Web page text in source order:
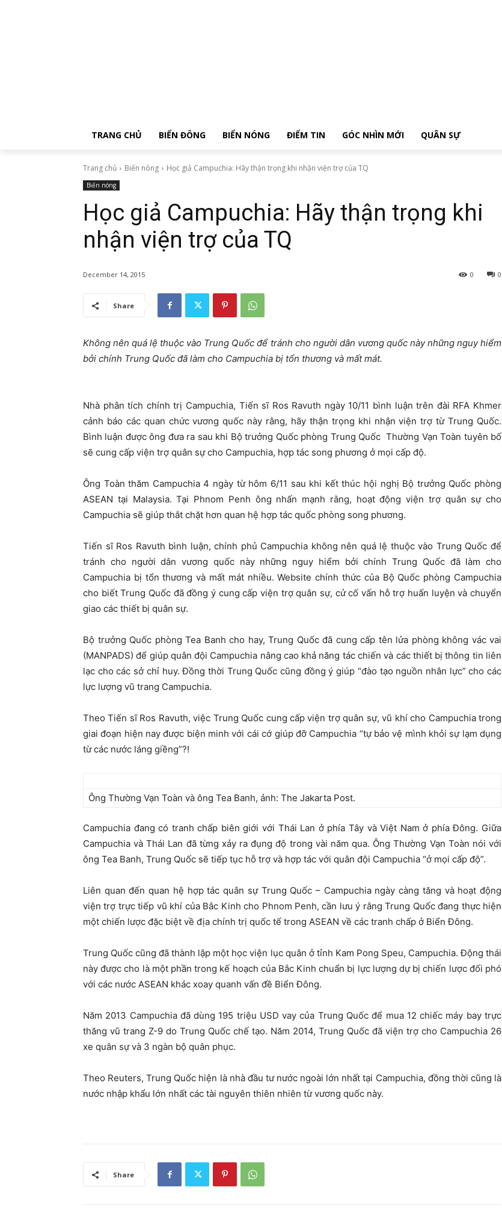
TRANG CHỦ BIỂN ĐÔNG BIỂN NÓNG ĐIỂM TIN GÓC NHÌN MỚI QUÂN SỰ
Trang chủ Biển nóng Học giả Campuchia: Hãy thận trọng khi nhận viện trợ của TQ
Biển nóng
Học giả Campuchia: Hãy thận trọng khi
nhận viện trợ của TQ
December 14, 2015 0
0
Share
Không nên quá lệ thuộc vào Trung Quốc để tránh cho người dân vương quốc này những nguy hiểm
bởi chính Trung Quốc đã làm cho Campuchia bị tổn thương và mất mát.
Nhà phân tích chính trị Campuchia, Tiến sĩ Ros Ravuth ngày 10/11 bình luận trên đài RFA Khmer
cảnh báo các quan chức vương quốc này rằng, hãy thận trọng khi nhận viện trợ từ Trung Quốc.
Bình luận được ông đưa ra sau khi Bộ trưởng Quốc phòng Trung Quốc Thường Vạn Toàn tuyên bố
sẽ cung cấp viện trợ quân sự cho Campuchia, hợp tác song phương ở mọi cấp độ.
Ông Toàn thăm Campuchia 4 ngày từ hôm 6/11 sau khi kết thúc hội nghị Bộ trưởng Quốc phòng
ASEAN tại Malaysia. Tại Phnom Penh ông nhấn mạnh rằng, hoạt động viện trợ quân sự cho
Campuchia sẽ giúp thắt chặt hơn quan hệ hợp tác quốc phòng song phương.
Tiến sĩ Ros Ravuth bình luận, chính phủ Campuchia không nên quá lệ thuộc vào Trung Quốc để
tránh cho người dân vương quốc này những nguy hiểm bởi chính Trung Quốc đã làm cho
Campuchia bị tổn thương và mất mát nhiều. Website chính thức của Bộ Quốc phòng Campuchia
cho biết Trung Quốc đã đồng ý cung cấp viện trợ quân sự, cử cố vấn hỗ trợ huấn luyện và chuyển
giao các thiết bị quân sự.
Bộ trưởng Quốc phòng Tea Banh cho hay, Trung Quốc đã cung cấp tên lửa phòng không vác vai
(MANPADS) để giúp quân đội Campuchia nâng cao khả năng tác chiến và các thiết bị thông tin liên
lạc cho các sở chỉ huy. Đồng thời Trung Quốc cũng đồng ý giúp “đào tạo nguồn nhân lực” cho các
lực lượng vũ trang Campuchia.
Theo Tiến sĩ Ros Ravuth, việc Trung Quốc cung cấp viện trợ quân sự, vũ khí cho Campuchia trong
giai đoạn hiện nay được biện minh với cái cớ giúp đỡ Campuchia “tự bảo vệ mình khỏi sự lạm dụng
từ các nước láng giềng”?!
Ông Thường Vạn Toàn và ông Tea Banh, ảnh: The Jakarta Post.
Campuchia đang có tranh chấp biên giới với Thái Lan ở phía Tây và Việt Nam ở phía Đông. Giữa
Campuchia và Thái Lan đã từng xảy ra đụng độ trong vài năm qua. Ông Thường Vạn Toàn nói với
ông Tea Banh, Trung Quốc sẽ tiếp tục hỗ trợ và hợp tác với quân đội Campuchia “ở mọi cấp độ”.
Liên quan đến quan hệ hợp tác quân sự Trung Quốc – Campuchia ngày càng tăng và hoạt động
viện trợ trực tiếp vũ khí của Bắc Kinh cho Phnom Penh, cần lưu ý rằng Trung Quốc đang thực hiện
một chiến lược đặc biệt về địa chính trị quốc tế trong ASEAN về các tranh chấp ở Biển Đông.
Trung Quốc cũng đã thành lập một học viện lục quân ở tỉnh Kam Pong Speu, Campuchia. Động thái
này được cho là một phần trong kế hoạch của Bắc Kinh chuẩn bị lực lượng dự bị chiến lược đối phó
với các nước ASEAN khác xoay quanh vấn đề Biển Đông.
Năm 2013 Campuchia đã dùng 195 triệu USD vay của Trung Quốc để mua 12 chiếc máy bay trực
thăng vũ trang Z-9 do Trung Quốc chế tạo. Năm 2014, Trung Quốc đã viện trợ cho Campuchia 26
xe quân sự và 3 ngàn bộ quân phục.
Theo Reuters, Trung Quốc hiện là nhà đầu tư nước ngoài lớn nhất tại Campuchia, đồng thời cũng là
nước nhập khẩu lớn nhất các tài nguyên thiên nhiên từ vương quốc này.
Share